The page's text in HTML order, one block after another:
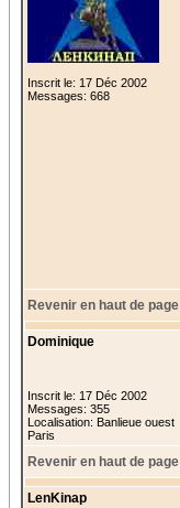
Inscrit le: 17 Déc 2002
Messages: 668
Revenir en haut de page
Dominique
Inscrit le: 17 Déc 2002
Messages: 355
Localisation: Banlieue ouest
Paris
Revenir en haut de page
LenKinap